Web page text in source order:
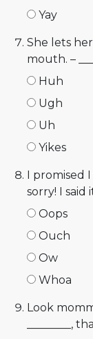
Yay
She lets
mouth. –
Huh
Ugh
Uh
Yikes
I promised I
sorry! I said
Oops
Ouch
Ow
Whoa
Look
________,